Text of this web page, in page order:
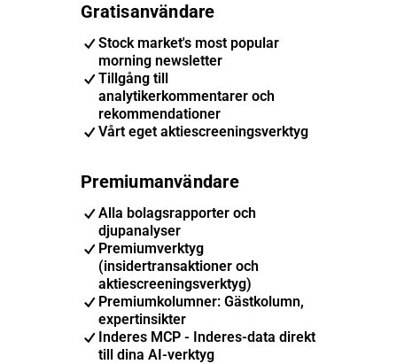
Gratisanvändare
Stock market's most popular
morning newsletter
Tillgång till
analytikerkommentarer och
rekommendationer
Vårt eget aktiescreeningsverktyg
Premiumanvändare
Alla bolagsrapporter och
djupanalyser
Premiumverktyg
(insidertransaktioner och
aktiescreeningsverktyg)
Premiumkolumner: Gästkolumn,
expertinsikter
Inderes MCP - Inderes-data direkt
till dina AI-verktyg